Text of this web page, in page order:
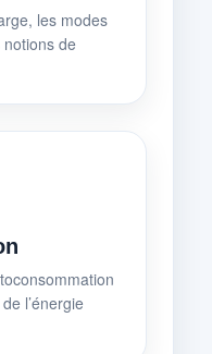
les modes
de
l’énergie